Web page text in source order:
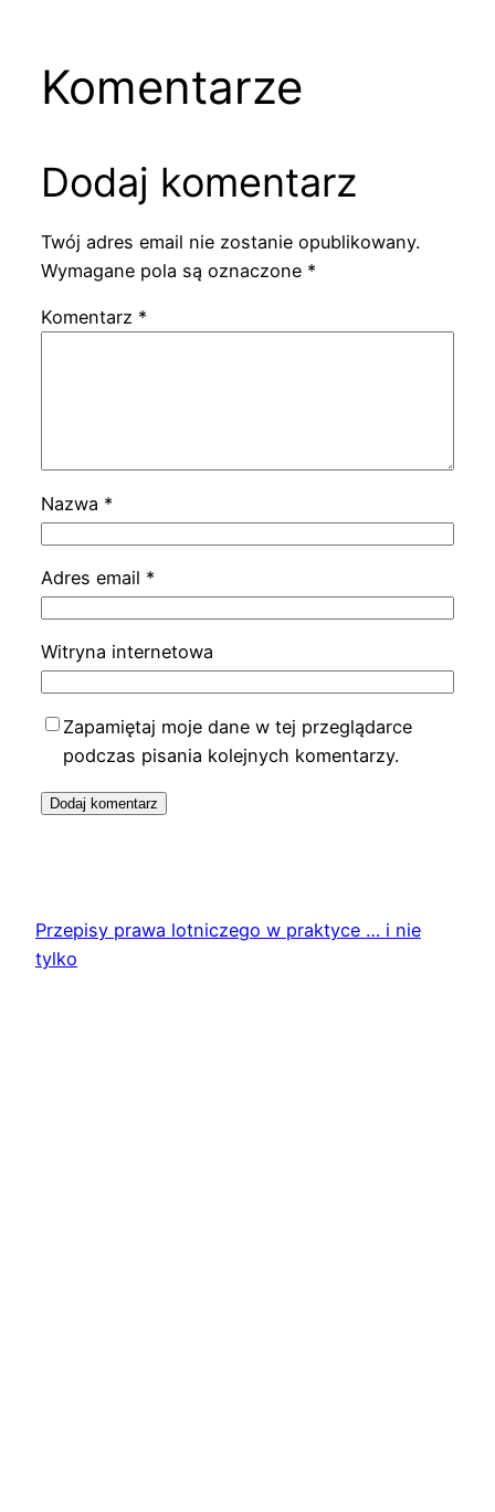
Komentarze
Dodaj komentarz
Twój adres email nie zostanie opublikowany.
Wymagane pola są oznaczone *
Komentarz *
Nazwa *
Adres email *
Witryna internetowa
Zapamiętaj moje dane w tej przeglądarce
podczas pisania kolejnych komentarzy.
Przepisy prawa lotniczego w praktyce … i nie
tylko